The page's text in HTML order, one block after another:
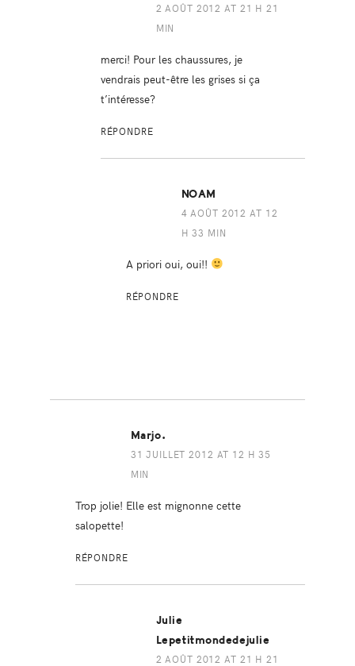
2 AOÛT 2012 AT 21 H 21
MIN
merci! Pour les chaussures, je
vendrais peut-être les grises si ça
t’intéresse?
RÉPONDRE
NOAM
4 AOÛT 2012 AT 12
H 33 MIN
A priori oui, oui!!
RÉPONDRE
Marjo.
31 JUILLET 2012 AT 12 H 35
MIN
Trop jolie! Elle est mignonne cette
salopette!
RÉPONDRE
Julie
Lepetitmondedejulie
2 AOÛT 2012 AT 21 H 21